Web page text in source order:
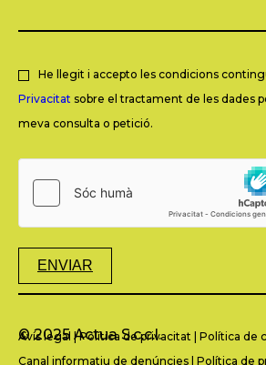
He llegit i accepto les condicions
Privacitat sobre el tractament de les dades
meva consulta o petició.
ENVIAR
© 2025 Actua S.c.c.l.
Avís legal |Política de privacitat Política de
Canal informatiu de denúncies Política de